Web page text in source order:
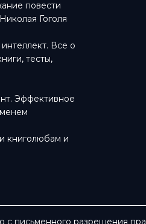
повести
Гоголя
Все о
тесты,
Эффективное
книголюбам и
письменного разрешения